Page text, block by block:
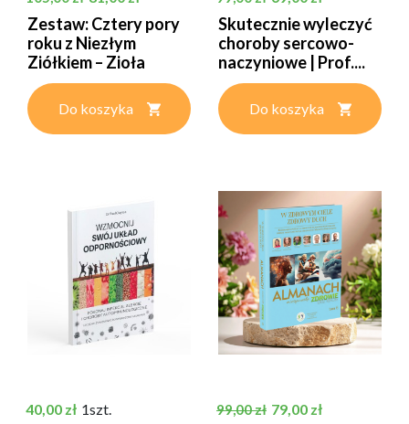
Zestaw: Cztery pory
roku z Niezłym
Ziółkiem – Zioła
zimą,...
Do koszyka
Skutecznie wyleczyć
choroby sercowo-
naczyniowe | Prof....
Do koszyka
Cena
40,00 zł 1szt. Cena podstawowa
99,00 zł Cena
79,00 zł